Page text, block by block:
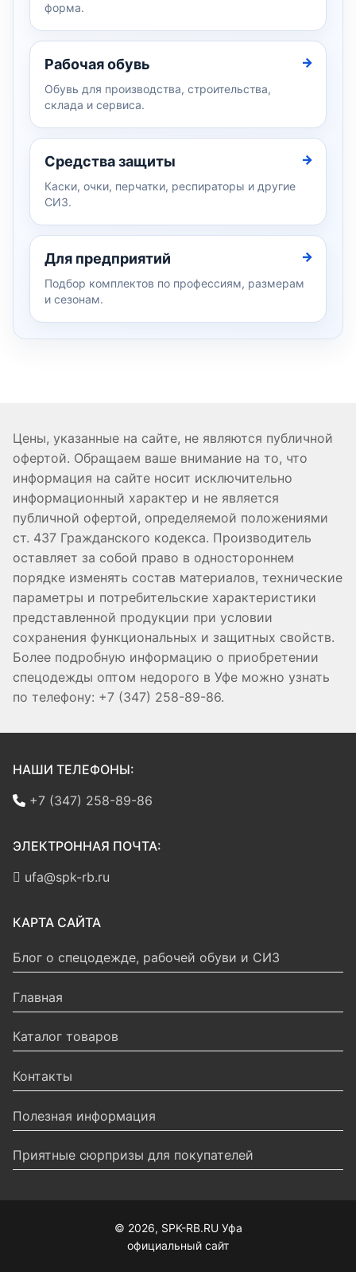
форма.
Рабочая обувь
Обувь для производства, строительства,
склада и сервиса.
Средства защиты
Каски, очки, перчатки, респираторы и другие
СИЗ.
Для предприятий
Подбор комплектов по профессиям, размерам
и сезонам.
Цены, указанные на сайте, не являются публичной
офертой. Обращаем ваше внимание на то, что
информация на сайте носит исключительно
информационный характер и не является
публичной офертой, определяемой положениями
ст. 437 Гражданского кодекса. Производитель
оставляет за собой право в одностороннем
порядке изменять состав материалов, технические
параметры и потребительские характеристики
представленной продукции при условии
сохранения функциональных и защитных свойств.
Более подробную информацию о приобретении
спецодежды оптом недорого в Уфе можно узнать
по телефону: +7 (347) 258-89-86.
НАШИ ТЕЛЕФОНЫ:
+7 (347) 258-89-86
ЭЛЕКТРОННАЯ ПОЧТА:
ufa@spk-rb.ru
КАРТА САЙТА
Блог о спецодежде, рабочей обуви и СИЗ
Главная
Каталог товаров
Контакты
Полезная информация
Приятные сюрпризы для покупателей
© 2026, SPK-RB.RU Уфа
официальный сайт